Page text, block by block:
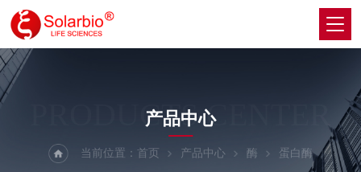
PRODUCTS CENTER
产品中心
当前位置： 首页 产品中心 酶 蛋白酶